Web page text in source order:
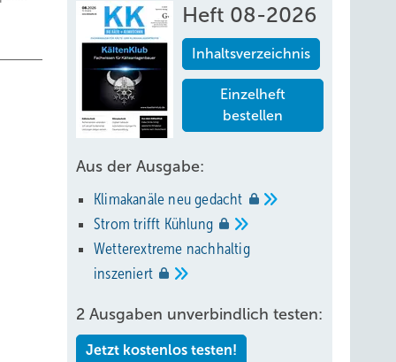
Heft 08-2026
Inhaltsverzeichnis
Einzelheft
bestellen
Aus der Ausgabe:
Klimakanäle neugedacht
Strom trifft Kühlung
Wetterextreme nachhaltig
inszeniert
2 Ausgaben unverbindlich testen:
Jetzt kostenlos testen!